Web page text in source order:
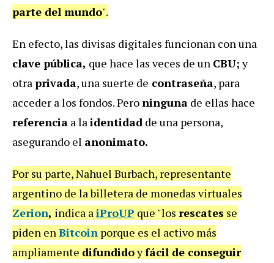
parte del mundo".
En efecto, las divisas digitales funcionan con una
clave pública, que hace las veces de un CBU;y
otra privada, una suerte de contraseña, para
acceder a los fondos. Peroninguna de ellas hace
referencia a la identidad de una persona,
asegurando el anonimato.
Por su parte, Nahuel Burbach, representante
argentino de la billetera de monedas virtuales
Zerion, indica a iProUP que "los rescates se
piden en Bitcoin porque es el activo más
ampliamente difundidoyfácil de conseguir